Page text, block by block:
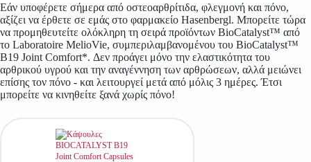
Εάν υποφέρετε σήμερα από οστεοαρθρίτιδα, φλεγμονή και πόνο,
αξίζει να έρθετε σε εμάς στο φαρμακείο Hasenbergl. Μπορείτε τώρα
να προμηθευτείτε ολόκληρη τη σειρά προϊόντων BioCatalyst™ από
το Laboratoire MelioVie, συμπεριλαμβανομένου του BioCatalyst™
B19 Joint Comfort*. Δεν προάγει μόνο την ελαστικότητα του
αρθρικού υγρού και την αναγέννηση των αρθρώσεων, αλλά μειώνει
επίσης τον πόνο - και λειτουργεί μετά από μόλις 3 ημέρες. Έτσι
μπορείτε να κινηθείτε ξανά χωρίς πόνο!